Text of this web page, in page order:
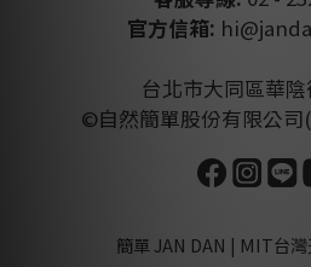
官方信箱:
台北市大同區華
©自然簡單股份有限公司
簡單 JAN DAN | MIT台